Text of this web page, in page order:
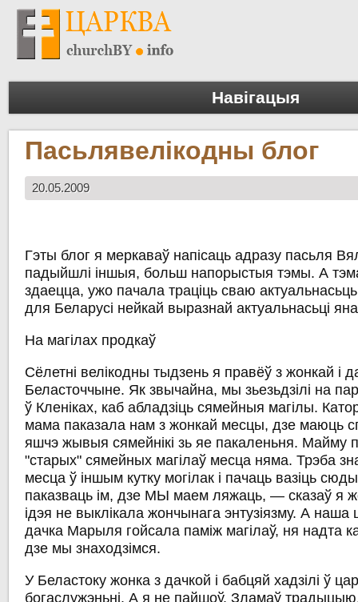
Навігацыя
Пасьлявелікодны блог
20.05.2009
Гэты блог я меркаваў напісаць адразу пасьля
падыйшлі іншыя, больш напорыстыя тэмы. А
здаецца, ужо пачала траціць сваю
для Беларусі нейкай выразнай актуальнасьці
На магілах продкаў
Сёлетні велікодны тыдзень я правёў з жонкай і
Беласточчыне. Як звычайна, мы зьезьдзілі на
ў Кленіках, каб абладзіць сямейныя магілы.
мама паказала нам з жонкай месцы, дзе маюць
яшчэ жывыя сямейнікі зь яе пакаленьня. Майму
"старых" сямейных магілаў месца няма. Трэба
месца ў іншым кутку могілак і пачаць вазіць
паказваць ім, дзе МЫ маем ляжаць, — сказаў я
ідэя не выклікала жончынага энтузіязму. А наша
дачка Марыля гойсала паміж магілаў, ня надта
дзе мы знаходзімся.
У Беластоку жонка з дачкой і бабцяй хадзілі ў
богаслужэньні. А я не пайшоў. Зламаў